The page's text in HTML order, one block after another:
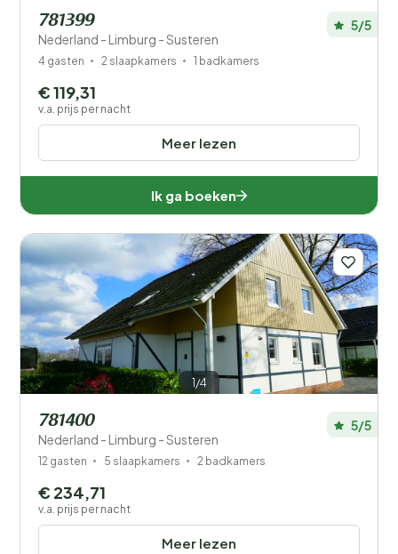
781399
Nederland - Limburg - Susteren
5/5
4 gasten 2 slaapkamers 1 badkamers
Meer lezen
€ 119,31
v.a. prijs per nacht
Ik ga boeken
1/4
781400
Nederland - Limburg - Susteren
5/5
12 gasten 5 slaapkamers 2 badkamers
Meer lezen
€ 234,71
v.a. prijs per nacht